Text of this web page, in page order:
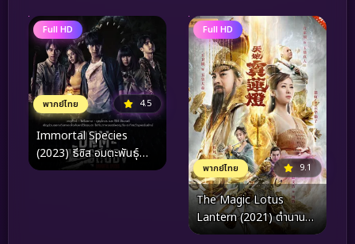
Full HD
พากย์ไทย 4.5
Immortal Species
(2023) ธีซิส อมตะพันธุ์
สยอง
Full HD
พากย์ไทย 9.1
The Magic Lotus
Lantern (2021) ตำนานรัก
โคมสวรรค์